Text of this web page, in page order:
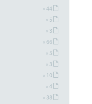
» 44
» 5
» 3
» 66
» 5
» 3
» 10
» 4
» 38